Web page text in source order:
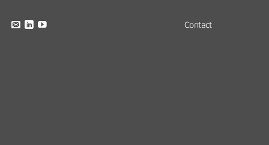
Contact